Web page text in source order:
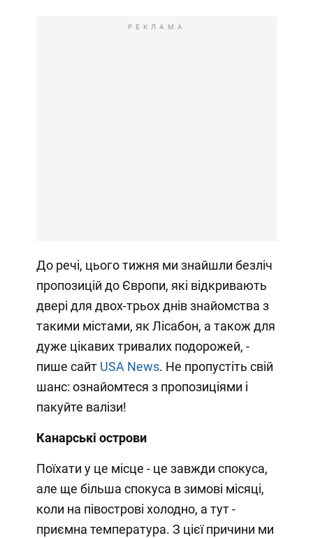
РЕКЛАМА
До речі, цього тижня ми знайшли безліч
пропозицій до Європи, які відкривають
двері для двох-трьох днів знайомства з
такими містами, як Лісабон, а також для
дуже цікавих тривалих подорожей, -
пише сайт USA News. Не пропустіть свій
шанс: ознайомтеся з пропозиціями і
пакуйте валізи!
Канарські острови
Поїхати у це місце - це завжди спокуса,
але ще більша спокуса в зимові місяці,
коли на півострові холодно, а тут -
приємна температура. З цієї причини ми